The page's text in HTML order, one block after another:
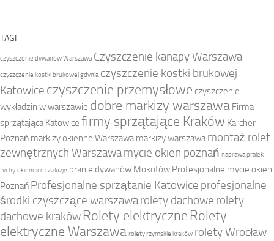
TAGI
czyszczenie dywanów Warszawa Czyszczenie kanapy Warszawa
czyszczenie kostki brukowej gdynia czyszczenie kostki brukowej
Katowice czyszczenie przemysłowe czyszczenie
wykładzin w warszawie dobre markizy warszawa Firma
sprzątająca Katowice firmy sprzątające Kraków Karcher
Poznań markizy okienne Warszawa markizy warszawa montaż rolet
zewnętrznych Warszawamycie okien poznań naprawa pralek
tychy okiennice i żaluzje pranie dywanów Mokotów Profesjonalne mycie okien
Poznań Profesjonalne sprzątanie Katowice profesjonalne
środki czyszczące warszawarolety dachowe rolety
dachowe kraków Rolety elektryczne Rolety
elektryczne Warszawa rolety rzymskie kraków rolety Wrocław